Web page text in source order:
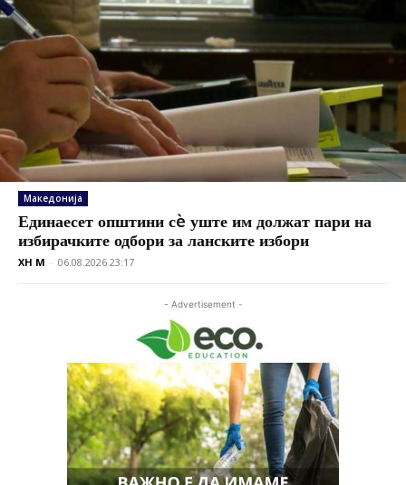
Македонија
Единаесет општини сè уште им должат пари на
избирачките одбори за ланските избори
XH M - 06.08.2026 23:17
- Advertisement -